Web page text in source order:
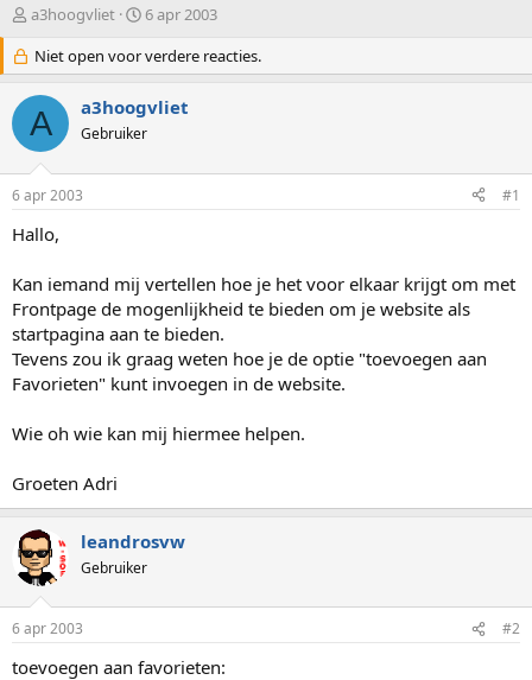
O
d
e
r
w
e
s
t
a
t
e
r
a3hoogvliet
S
a
r
d
a
m
6 apr 2003
Niet open voor verdere reacties.
A a3hoogvliet
Gebruiker
6 apr 2003 #1
Hallo,
Kan iemand mij vertellen hoe je het voor elkaar krijgt om met
Frontpage de mogenlijkheid te bieden om je website als
startpagina aan te bieden.
Tevens zou ik graag weten hoe je de optie "toevoegen aan
Favorieten" kunt invoegen in de website.
Wie oh wie kan mij hiermee helpen.
Groeten Adri
leandrosvw
Gebruiker
6 apr 2003 #2
toevoegen aan favorieten: